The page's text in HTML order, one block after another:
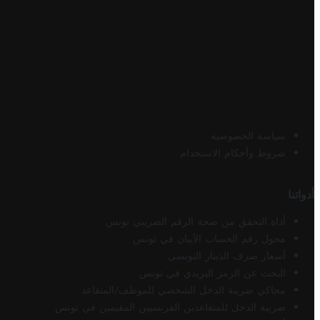
سياسة الخصوصية
شروط وأحكام الاستخدام
أدواتنا
أداة التحقق من صحة الرقم الضريبي تونس
محول رقم الحساب الآيبان في تونس
أسعار صرف الدينار التونسي
البحث عن الرمز البريدي في تونس
محاكي ضريبة الدخل الشخصي للموظف/المتقاعد
ضريبة الدخل للمتقاعدين الفرنسيين المقيمين في تونس